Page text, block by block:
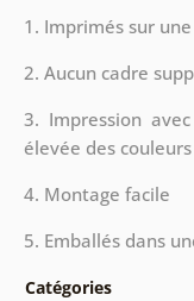
1. Imprimés sur
2. Aucun cadre
3. Impression
élevée des couleurs
4. Montage facile
5. Emballés dans
Catégories